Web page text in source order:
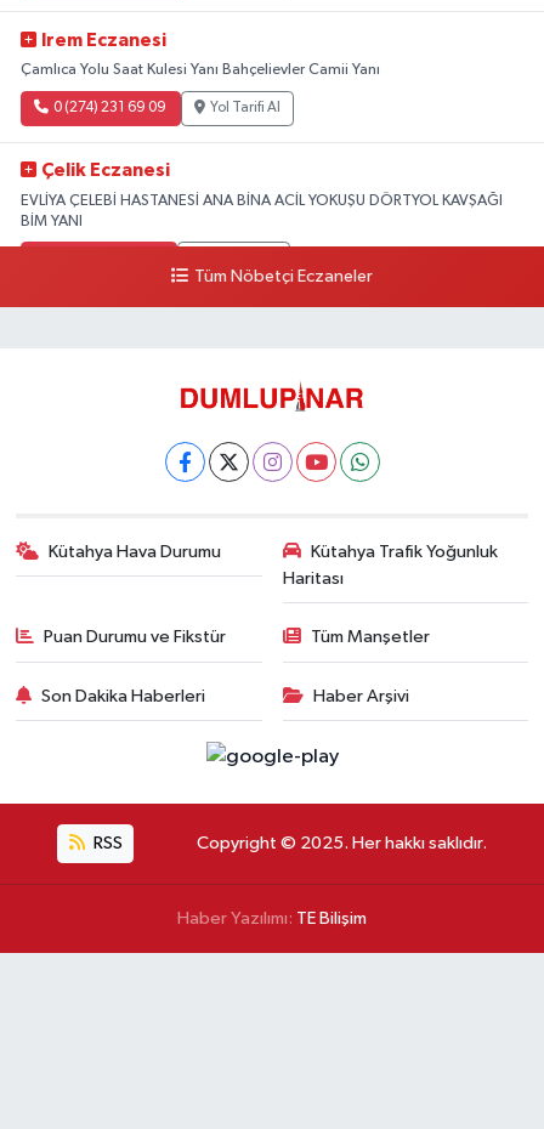
Irem Eczanesi
Çamlıca Yolu Saat Kulesi Yanı Bahçelievler Camii Yanı
0 (274) 231 69 09 Yol Tarifi Al
Çelik Eczanesi
EVLİYA ÇELEBİ HASTANESİ ANA BİNA ACİL YOKUŞU DÖRTYOL KAVŞAĞI
BİM YANI
Tüm Nöbetçi Eczaneler
Kütahya Hava Durumu
Kütahya Trafik Yoğunluk
Haritası
Puan Durumu ve Fikstür Tüm Manşetler
Son Dakika Haberleri Haber Arşivi
RSS Copyright © 2025. Her hakkı saklıdır.
Haber Yazılımı: TE Bilişim